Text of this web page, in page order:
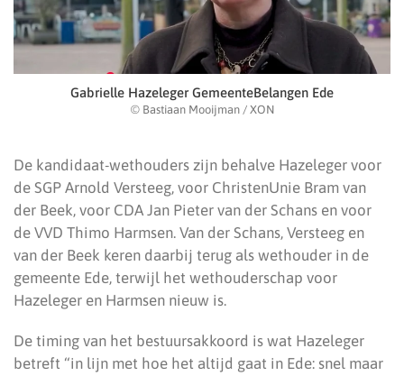
Gabrielle Hazeleger GemeenteBelangen Ede
© Bastiaan Mooijman / XON
De kandidaat-wethouders zijn behalve Hazeleger voor
de SGP Arnold Versteeg, voor ChristenUnie Bram van
der Beek, voor CDA Jan Pieter van der Schans en voor
de VVD Thimo Harmsen. Van der Schans, Versteeg en
van der Beek keren daarbij terug als wethouder in de
gemeente Ede, terwijl het wethouderschap voor
Hazeleger en Harmsen nieuw is.
De timing van het bestuursakkoord is wat Hazeleger
betreft “in lijn met hoe het altijd gaat in Ede: snel maar